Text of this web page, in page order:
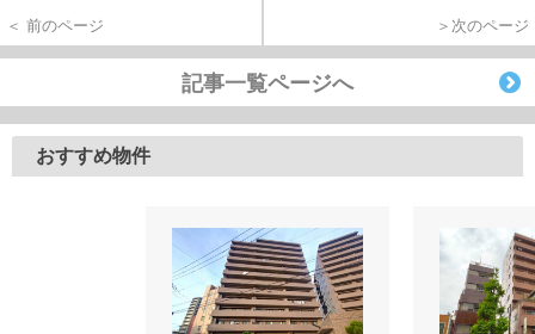
＜ 前のページ ＞次のページ
記事一覧ページへ
おすすめ物件